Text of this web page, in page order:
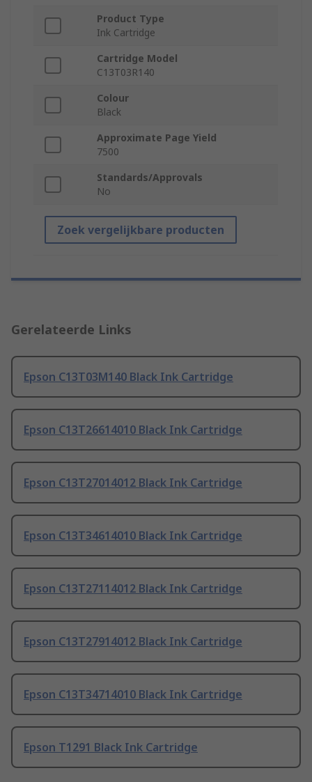
Product Type
Ink Cartridge
Cartridge Model
C13T03R140
Colour
Black
Approximate Page Yield
7500
Standards/Approvals
No
Zoek vergelijkbare producten
Gerelateerde Links
Epson C13T03M140 Black Ink Cartridge
Epson C13T26614010 Black Ink Cartridge
Epson C13T27014012 Black Ink Cartridge
Epson C13T34614010 Black Ink Cartridge
Epson C13T27114012 Black Ink Cartridge
Epson C13T27914012 Black Ink Cartridge
Epson C13T34714010 Black Ink Cartridge
Epson T1291 Black Ink Cartridge